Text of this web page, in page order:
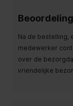
Na de bestelling,
medewerker
over de
vriendelijke